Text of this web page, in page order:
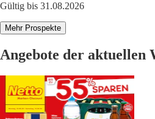
Gültig bis 31.08.2026
Mehr Prospekte
Angebote der aktuellen